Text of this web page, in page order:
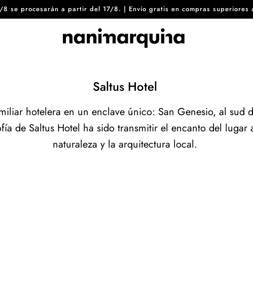
se procesarán a partir del 17/8. | Envío gratis en compras superiores
Saltus Hotel
hotelera en un enclave único: San Genesio, al sud
de Saltus Hotel ha sido transmitir el encanto del lugar
naturaleza y la arquitectura local.